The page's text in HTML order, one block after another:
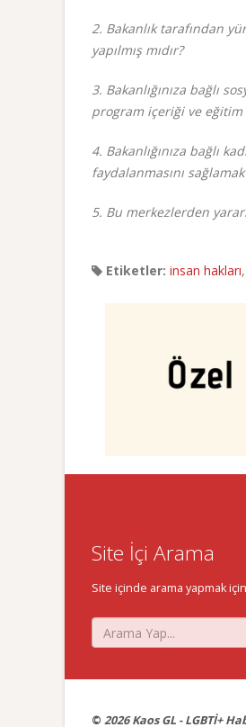
2. Bakanlık tarafından
yapılmış mıdır?
3. Bakanlığınıza bağlı
program içeriği ve eğitim
4. Bakanlığınıza bağlı
faydalanmasını
5. Bu merkezlerden
Etiketler: insan hakları,
Site İçi Arama
Site içinde arama yapmak
© 2026 Kaos GL - LGBTİ+